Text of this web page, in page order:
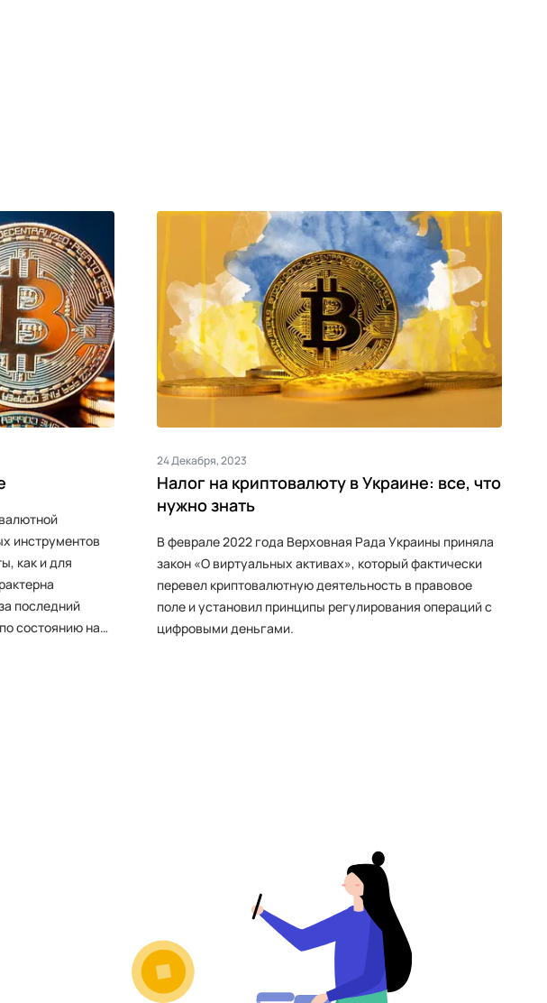
инструментов
как и для
последний
состоянию на
24 Декабря, 2023
Налог на криптовалюту в Украине: все, что
нужно знать
В феврале 2022 года Верховная Рада Украины приняла
закон «О виртуальных активах», который фактически
перевел криптовалютную деятельность в правовое
поле и установил принципы регулирования операций с
цифровыми деньгами.